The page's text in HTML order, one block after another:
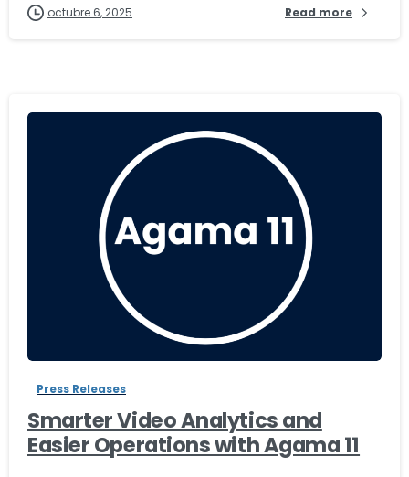
octubre 6, 2025 Read more
Press Releases
Smarter Video Analytics and
Easier Operations with Agama 11